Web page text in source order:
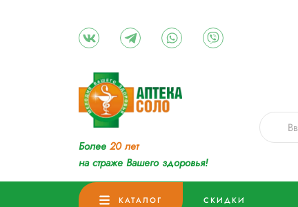
Более 20 лет
на страже Вашего здоровья!
КАТАЛОГ СКИДКИ